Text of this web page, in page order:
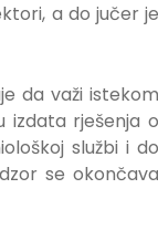
a do jučer je
da važi istekom
izdata rješenja o
službi i do
se okončava